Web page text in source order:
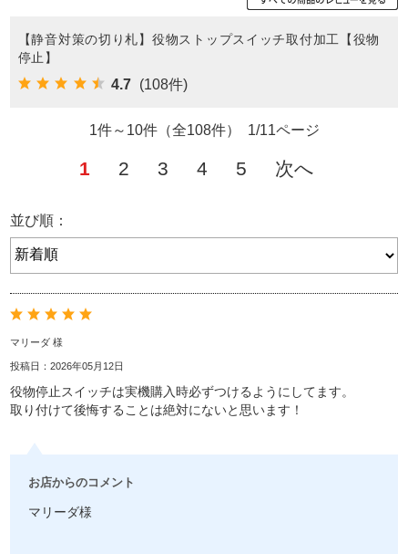
【静音対策の切り札】役物ストップスイッチ取付加工【役物
停止】
4.7 (108件)
1件～10件（全108件） 1/11ページ
1 2 3 4 5 次へ
並び順：
マリーダ 様
投稿日：2026年05月12日
役物停止スイッチは実機購入時必ずつけるようにしてます。
取り付けて後悔することは絶対にないと思います！
お店からのコメント
マリーダ様